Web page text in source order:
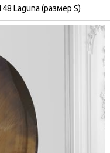
Laguna (размер S)